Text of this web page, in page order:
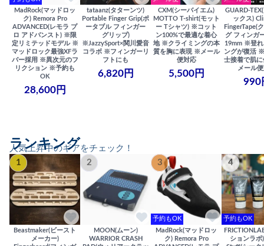
MadRock(マッドロッ
ク) Remora Pro
ADVANCED(レモラ プ
ロ アドバンスト) ※限
定リミテッドモデル ※
マッドロック最強XFラ
バー採用 ※異次元のフ
リクション ※予約も
OK
28,600円
tataanz(タターンツ)
Portable Finger Grip(ポ
ータブル フィンガー
グリップ)
※JazzySport×関川愛音
コラボ ※フィンガーリ
フトにも
6,820円
CXM(シーバイエム)
MOTTO T-shirt(モット
ー Tシャツ) ※コット
ン100%で最適な着心
地 ※クライミングの本
質を胸に表現 ※メール
便対応
5,500円
GUARD-
ックス)
FingerTape(
グ フィンガ
19mm ※登れ
ングが復活
士接着で肌
メール
990
人気上昇中のギアをチェック！
ランキング
1
Beastmaker(ビースト
メーカー)
2
MOON(ムーン)
WARRIOR CRASH
3
予約もOK
MadRock(マッドロッ
ク) Remora Pro
4
予約もOK
ションラボ